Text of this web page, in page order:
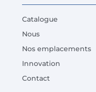
Catalogue
Nous
Nos emplacements
Innovation
Contact